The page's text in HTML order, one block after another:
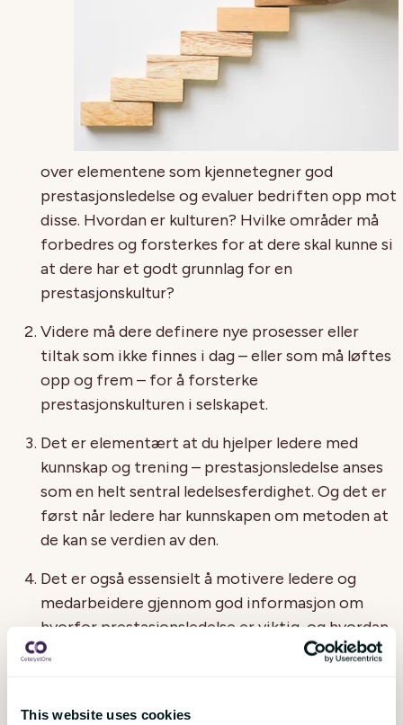
This website uses cookies
over elementene som kjennetegner god
prestasjonsledelse og evaluer bedriften opp mot
disse. Hvordan er kulturen? Hvilke områder må
forbedres og forsterkes for at dere skal kunne si
at dere har et godt grunnlag for en
prestasjonskultur?
Videre må dere definere nye prosesser eller
tiltak som ikke finnes i dag – eller som må løftes
opp og frem – for å forsterke
prestasjonskulturen i selskapet.
Det er elementært at du hjelper ledere med
kunnskap og trening – prestasjonsledelse anses
som en helt sentral ledelsesferdighet. Og det er
først når ledere har kunnskapen om metoden at
de kan se verdien av den.
Det er også essensielt å motivere ledere og
medarbeidere gjennom god informasjon om
hvorfor prestasjonsledelse er viktig, og hvordan
det endrer kulturen på en forbedrende måte.
HR-system som støtter prosessene digitalt, og